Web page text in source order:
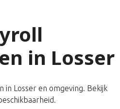
in Losser
in Losser en omgeving. Bekijk